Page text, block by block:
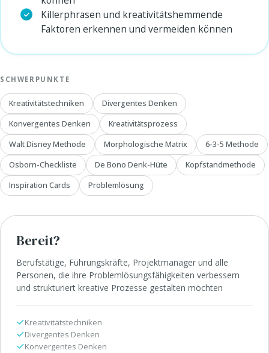
Killerphrasen und kreativitätshemmende
Faktoren erkennen und vermeiden können
SCHWERPUNKTE
Kreativitätstechniken
Divergentes Denken
Konvergentes Denken
Kreativitätsprozess
Walt Disney Methode
Morphologische Matrix
6-3-5 Methode
Osborn-Checkliste
De Bono Denk-Hüte
Kopfstandmethode
Inspiration Cards
Problemlösung
Bereit?
Berufstätige, Führungskräfte, Projektmanager und alle
Personen, die ihre Problemlösungsfähigkeiten verbessern
und strukturiert kreative Prozesse gestalten möchten
Kreativitätstechniken
Divergentes Denken
Konvergentes Denken